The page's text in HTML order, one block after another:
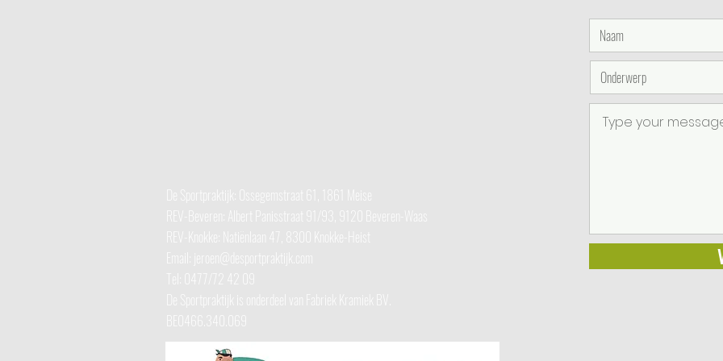
De Sportpraktijk: Ossegemstraat 61, 1861 Meise
REV-Beveren: Albert Panisstraat 91/93, 9120 Beveren-Waas
REV-Knokke:
Natiënlaan 47, 8300 Knokke-Heist
jeroen@desportpraktijk.com
Tel: 0477/72 42 09
De Sportpraktijk is onderdeel van Fabriek Kramiek BV.
BE0466.340.069